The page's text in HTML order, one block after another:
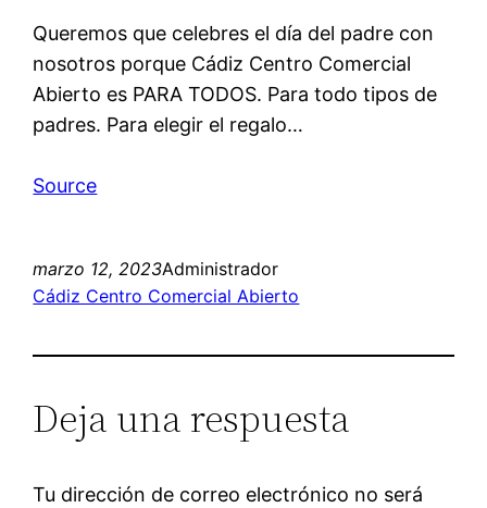
Queremos que celebres el día del padre con
nosotros porque Cádiz Centro Comercial
Abierto es PARA TODOS. Para todo tipos de
padres. Para elegir el regalo…
Source
marzo 12, 2023Administrador
Cádiz Centro Comercial Abierto
Deja una respuesta
Tu dirección de correo electrónico no será